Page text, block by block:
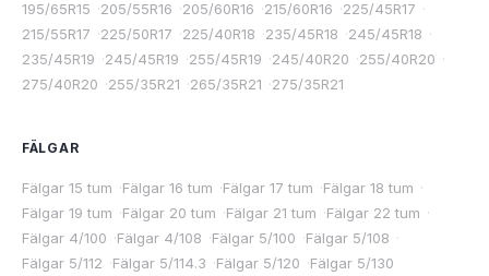
195/65R15 ·205/55R16 ·205/60R16 ·215/60R16 ·225/45R17 ·
215/55R17 ·225/50R17 ·225/40R18 ·235/45R18 ·245/45R18 ·
235/45R19 ·245/45R19 ·255/45R19 ·245/40R20 ·255/40R20 ·
275/40R20 ·255/35R21 ·265/35R21 ·275/35R21
FÄLGAR
Fälgar 15 tum ·Fälgar 16 tum ·Fälgar 17 tum ·Fälgar 18 tum ·
Fälgar 19 tum ·Fälgar 20 tum ·Fälgar 21 tum ·Fälgar 22 tum ·
Fälgar 4/100 ·Fälgar 4/108 ·Fälgar 5/100 ·Fälgar 5/108 ·
Fälgar 5/112 ·Fälgar 5/114.3 ·Fälgar 5/120 ·Fälgar 5/130